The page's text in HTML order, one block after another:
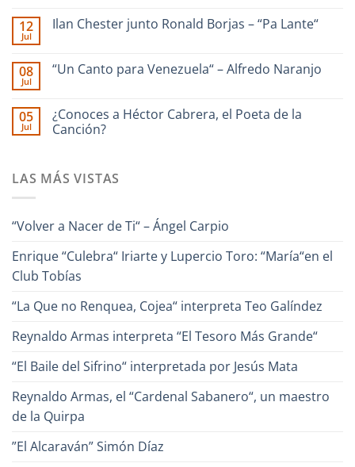
dedicado
–
Interpreta
comentarios
🎹
Iriarte
Evaristo
Aparicio
12
Jul
Ilan Chester junto Ronald Borjas – “Pa Lante“
en
Ronald
Borjas
–
08
Jul
“Un Canto para Venezuela“ – Alfredo Naranjo
en
“Un
Canto
Alfredo
05
Jul
¿Conoces a Héctor Cabrera, el Poeta de la
Canción?
en
¿Conoces
el
la
Canción?
LAS MÁS VISTAS
“Volver a Nacer de Ti“ – Ángel Carpio
Enrique “Culebra“ Iriarte y Lupercio Toro: “María“en el
Club Tobías
“La Que no Renquea, Cojea“ interpreta Teo Galíndez
Reynaldo Armas interpreta “El Tesoro Más Grande“
“El Baile del Sifrino“ interpretada por Jesús Mata
Reynaldo Armas, el “Cardenal Sabanero“, un maestro
de la Quirpa
”El Alcaraván” Simón Díaz